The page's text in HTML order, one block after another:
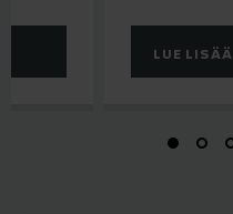
LUE LISÄÄ